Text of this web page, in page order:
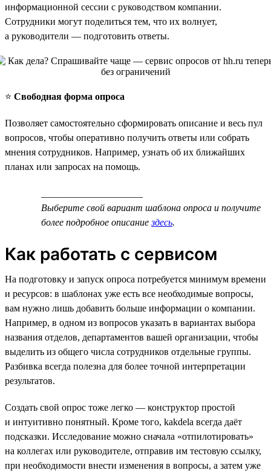
информационной сессии с руководством компании.
Сотрудники могут поделиться тем, что их волнует,
а руководители — подготовить ответы.
⭐️ Свободная форма опроса
Позволяет самостоятельно сформировать описание и весь пул
вопросов, чтобы оперативно получить ответы или собрать
мнения сотрудников. Например, узнать об их ближайших
планах или запросах на помощь.
Выберите свой вариант шаблона опроса и получите
более подробное описаниездесь.
Как работать с сервисом
На подготовку и запуск опроса потребуется минимум времени
и ресурсов: в шаблонах уже есть все необходимые вопросы,
вам нужно лишь добавить больше информации о компании.
Например, в одном из вопросов указать в вариантах выбора
названия отделов, департаментов вашей организации, чтобы
выделить из общего числа сотрудников отдельные группы.
Разбивка всегда полезна для более точной интерпретации
результатов.
Создать свой опрос тоже легко — конструктор простой
и интуитивно понятный. Кроме того, kakdela всегда даёт
подсказки. Исследование можно сначала «отпилотировать»
на коллегах или руководителе, отправив им тестовую ссылку,
при необходимости внести изменения в вопросы, а затем уже